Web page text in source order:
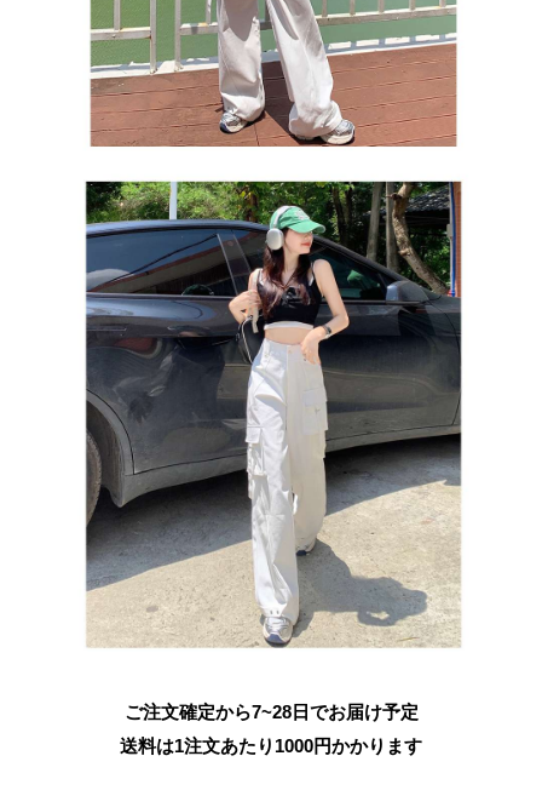
ご注文確定から7~28日でお届け予定
送料は1注文あたり 1000円かかります